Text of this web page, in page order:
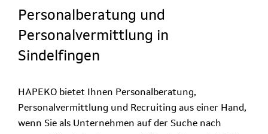
Personalberatung und
Personalvermittlung in
Sindelfingen
HAPEKO bietet Ihnen Personalberatung,
Personalvermittlung und Recruiting aus einer Hand,
wenn Sie als Unternehmen auf der Suche nach